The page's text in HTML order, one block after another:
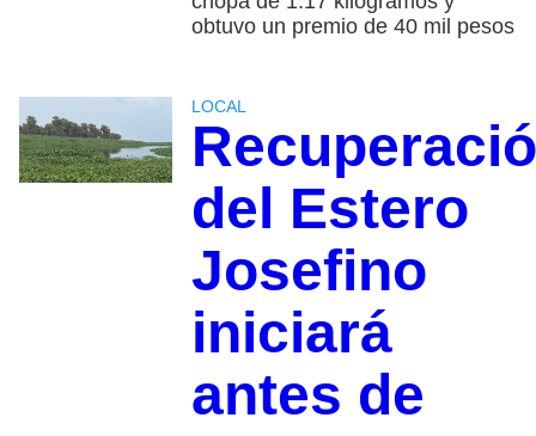
obtuvo un premio de 40 mil pesos
LOCAL
del Estero
Josefino
iniciará
antes de